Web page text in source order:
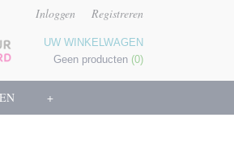
Inloggen Registreren
UW WINKELWAGEN
Geen producten (0)
+